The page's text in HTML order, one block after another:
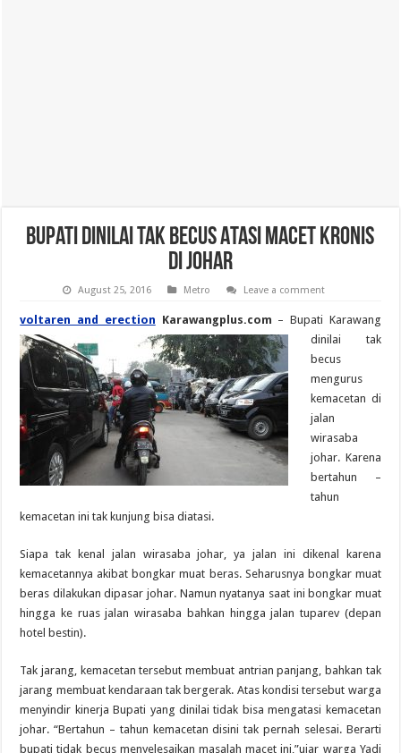
Bupati Dinilai Tak Becus Atasi Macet Kronis
di Johar
August 25, 2016 Metro Leave a comment
voltaren and erection Karawangplus.com – Bupati Karawang
dinilai tak
becus
mengurus
kemacetan di
jalan
wirasaba
johar. Karena
bertahun –
tahun
kemacetan ini tak kunjung bisa diatasi.
Siapa tak kenal jalan wirasaba johar, ya jalan ini dikenal karena
kemacetannya akibat bongkar muat beras. Seharusnya bongkar muat
beras dilakukan dipasar johar. Namun nyatanya saat ini bongkar muat
hingga ke ruas jalan wirasaba bahkan hingga jalan tuparev (depan
hotel bestin).
Tak jarang, kemacetan tersebut membuat antrian panjang, bahkan tak
jarang membuat kendaraan tak bergerak. Atas kondisi tersebut warga
menyindir kinerja Bupati yang dinilai tidak bisa mengatasi kemacetan
johar. “Bertahun – tahun kemacetan disini tak pernah selesai. Berarti
bupati tidak becus menyelesaikan masalah macet ini,”ujar warga Yadi